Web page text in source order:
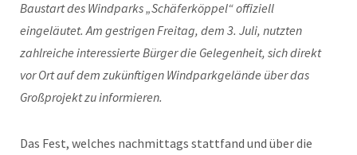
Baustart des Windparks „Schäferköppel“ offiziell
eingeläutet. Am gestrigen Freitag, dem 3. Juli, nutzten
zahlreiche interessierte Bürger die Gelegenheit, sich direkt
vor Ort auf dem zukünftigen Windparkgelände über das
Großprojekt zu informieren.
Das Fest, welches nachmittags stattfand und über die